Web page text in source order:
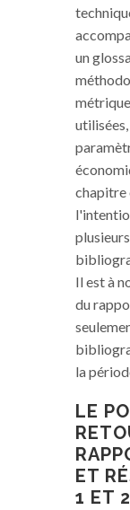
un
chapitre
Il est à
du
la
LE
ET
1 ET 2